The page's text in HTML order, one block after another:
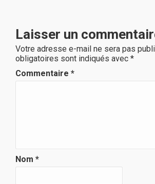
Laisser un
Votre adresse e-mail ne sera pas
obligatoires sont indiqués avec *
Commentaire *
Nom *